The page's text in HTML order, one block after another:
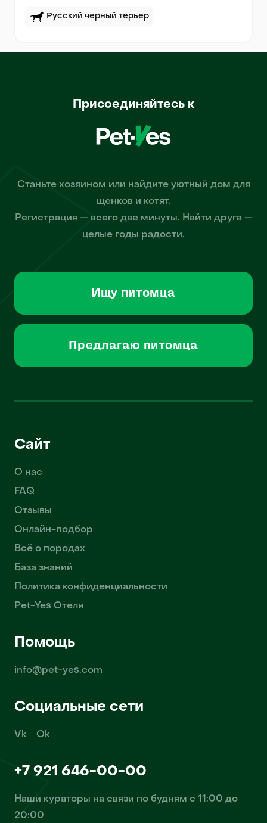
Русский черный терьер
Присоединяйтесь к
Станьте хозяином или найдите уютный дом для
щенков и котят.
Регистрация — всего две минуты. Найти друга —
целые годы радости.
Ищу питомца
Предлагаю питомца
Сайт
О нас
FAQ
Отзывы
Онлайн-подбор
Всё о породах
База знаний
Политика конфиденциальности
Pet-Yes Отели
Помощь
info@pet-yes.com
Социальные сети
Vk Ok
+7 921 646-00-00
Наши кураторы на связи по будням с 11:00 до
20:00